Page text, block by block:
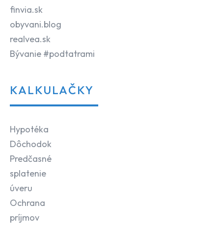
finvia.sk
obyvani.blog
realvea.sk
Bývanie #podtatrami
KALKULAČKY
Hypotéka
Dôchodok
Predčasné
splatenie
úveru
Ochrana
príjmov